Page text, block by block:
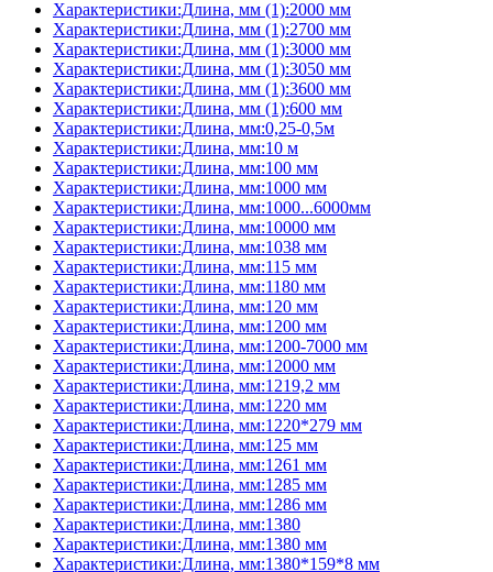
Характеристики:Длина, мм (1):2000 мм
Характеристики:Длина, мм (1):2700 мм
Характеристики:Длина, мм (1):3000 мм
Характеристики:Длина, мм (1):3050 мм
Характеристики:Длина, мм (1):3600 мм
Характеристики:Длина, мм (1):600 мм
Характеристики:Длина, мм:0,25-0,5м
Характеристики:Длина, мм:10 м
Характеристики:Длина, мм:100 мм
Характеристики:Длина, мм:1000 мм
Характеристики:Длина, мм:1000...6000мм
Характеристики:Длина, мм:10000 мм
Характеристики:Длина, мм:1038 мм
Характеристики:Длина, мм:115 мм
Характеристики:Длина, мм:1180 мм
Характеристики:Длина, мм:120 мм
Характеристики:Длина, мм:1200 мм
Характеристики:Длина, мм:1200-7000 мм
Характеристики:Длина, мм:12000 мм
Характеристики:Длина, мм:1219,2 мм
Характеристики:Длина, мм:1220 мм
Характеристики:Длина, мм:1220*279 мм
Характеристики:Длина, мм:125 мм
Характеристики:Длина, мм:1261 мм
Характеристики:Длина, мм:1285 мм
Характеристики:Длина, мм:1286 мм
Характеристики:Длина, мм:1380
Характеристики:Длина, мм:1380 мм
Характеристики:Длина, мм:1380*159*8 мм